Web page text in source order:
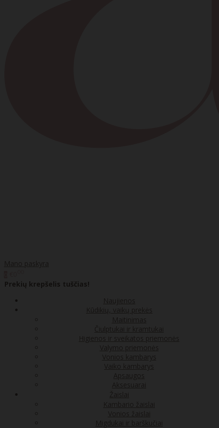
Mano paskyra
Prekių krepšelis tuščias!
Naujienos
Kūdikių, vaikų prekės
Maitinimas
Čiulptukai ir kramtukai
Higienos ir sveikatos priemonės
Valymo priemonės
Vonios kambarys
Vaiko kambarys
Apsaugos
Aksesuarai
Žaislai
Kambario žaislai
Vonios žaislai
Migdukai ir barškučiai